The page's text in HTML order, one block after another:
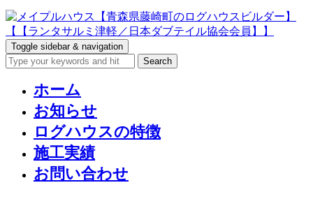
Toggle sidebar & navigation
ホーム
お知らせ
ログハウスの特徴
施工実績
お問い合わせ